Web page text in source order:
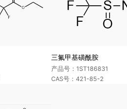
三氟甲基磺酰胺
产品号：1ST186831
CAS号：421-85-2